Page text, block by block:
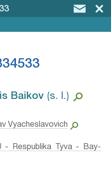
Baikov⁣ ⟮s. l.⟯
Vyacheslavovich
- Respublika Tyva - Bay-